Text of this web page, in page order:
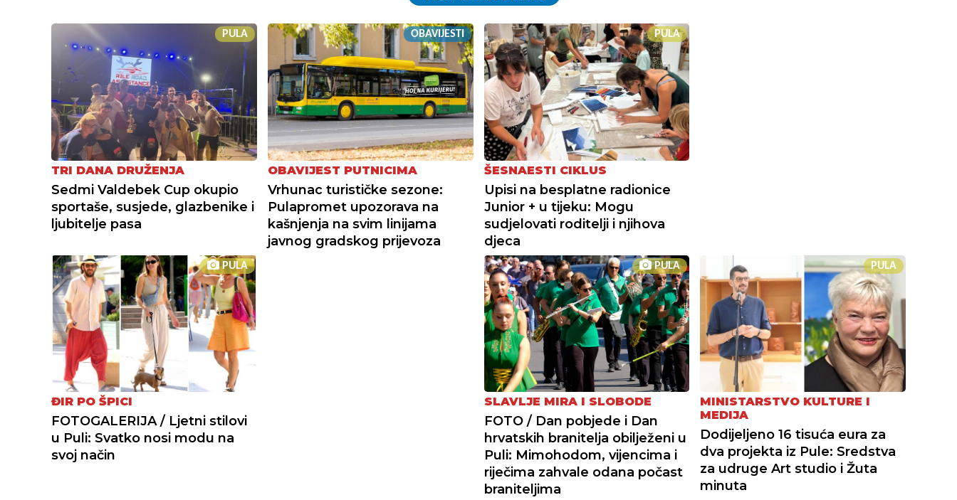
PULA
TRI DANA DRUŽENJA
Sedmi Valdebek Cup okupio
sportaše, susjede, glazbenike i
ljubitelje pasa
OBAVIJESTI
OBAVIJEST PUTNICIMA
Vrhunac turističke sezone:
Pulapromet upozorava na
kašnjenja na svim linijama
javnog gradskog prijevoza
PULA
ŠESNAESTI CIKLUS
Upisi na besplatne radionice
Junior + u tijeku: Mogu
sudjelovati roditelji i njihova
djeca
PULA
ĐIR PO ŠPICI
FOTOGALERIJA / Ljetni stilovi
u Puli: Svatko nosi modu na
svoj način
PULA
SLAVLJE MIRA I SLOBODE
FOTO / Dan pobjede i Dan
hrvatskih branitelja obilježeni u
Puli: Mimohodom, vijencima i
riječima zahvale odana počast
braniteljima
PULA
MINISTARSTVO KULTURE I
MEDIJA
Dodijeljeno 16 tisuća eura za
dva projekta iz Pule: Sredstva
za udruge Art studio i Žuta
minuta